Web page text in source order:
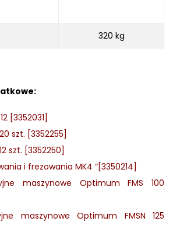
320 kg
[3352031]
szt. [3352255]
szt. [3352250]
i frezowania MK4 “[3350214]
maszynowe Optimum FMS 100
maszynowe Optimum FMSN 125